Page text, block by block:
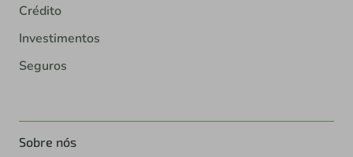
Crédito
Investimentos
Seguros
Sobre nós